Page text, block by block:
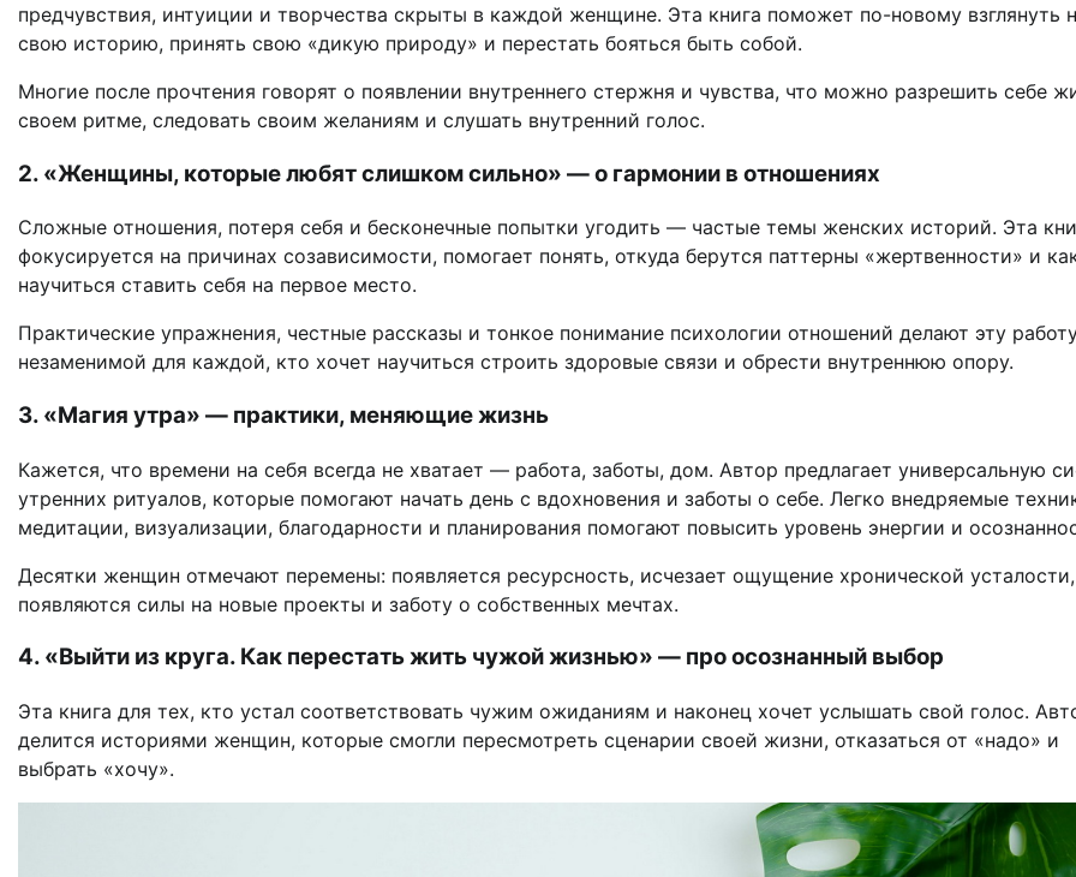
предчувствия, интуиции и творчества скрыты в каждой женщине. Эта книга поможет по-новому взглянуть
свою историю, принять свою «дикую природу» и перестать бояться быть собой.
Многие после прочтения говорят о появлении внутреннего стержня и чувства, что можно разрешить себе
своем ритме, следовать своим желаниям и слушать внутренний голос.
2. «Женщины, которые любят слишком сильно» — о гармонии в отношениях
Сложные отношения, потеря себя и бесконечные попытки угодить — частые темы женских историй. Эта
фокусируется на причинах созависимости, помогает понять, откуда берутся паттерны «жертвенности» и
научиться ставить себя на первое место.
Практические упражнения, честные рассказы и тонкое понимание психологии отношений делают эту
незаменимой для каждой, кто хочет научиться строить здоровые связи и обрести внутреннюю опору.
3. «Магия утра» — практики, меняющие жизнь
Кажется, что времени на себя всегда не хватает — работа, заботы, дом. Автор предлагает универсальную
утренних ритуалов, которые помогают начать день с вдохновения и заботы о себе. Легко внедряемые
медитации, визуализации, благодарности и планирования помогают повысить уровень энергии и
Десятки женщин отмечают перемены: появляется ресурсность, исчезает ощущение хронической усталости,
появляются силы на новые проекты и заботу о собственных мечтах.
4. «Выйти из круга. Как перестать жить чужой жизнью» — про осознанный выбор
Эта книга для тех, кто устал соответствовать чужим ожиданиям и наконец хочет услышать свой голос.
делится историями женщин, которые смогли пересмотреть сценарии своей жизни, отказаться от «надо» и
выбрать «хочу».